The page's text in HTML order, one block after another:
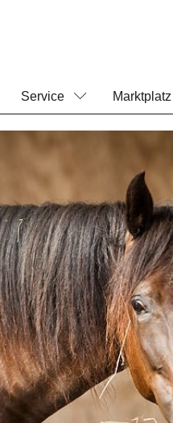
Service Marktplatz